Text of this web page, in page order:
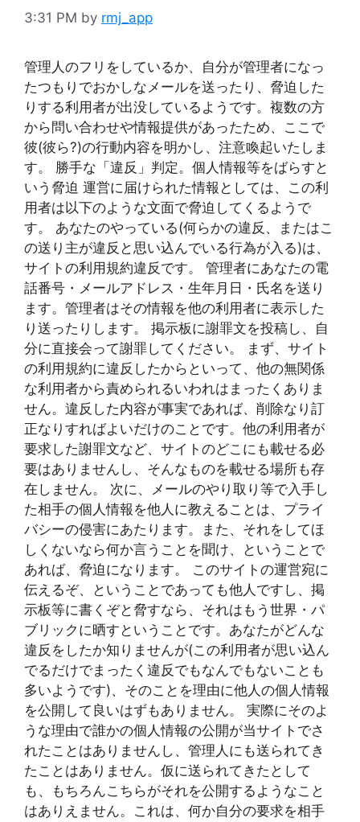
3:31 PM by rmj_app
管理人のフリをしているか、自分が管理者になっ
たつもりでおかしなメールを送ったり、脅迫した
りする利用者が出没しているようです。複数の方
から問い合わせや情報提供があったため、ここで
彼(彼ら?)の行動内容を明かし、注意喚起いたしま
す。 勝手な「違反」判定。個人情報等をばらすと
いう脅迫 運営に届けられた情報としては、この利
用者は以下のような文面で脅迫してくるようで
す。 あなたのやっている(何らかの違反、またはこ
の送り主が違反と思い込んでいる行為が入る)は、
サイトの利用規約違反です。 管理者にあなたの電
話番号・メールアドレス・生年月日・氏名を送り
ます。管理者はその情報を他の利用者に表示した
り送ったりします。 掲示板に謝罪文を投稿し、自
分に直接会って謝罪してください。 まず、サイト
の利用規約に違反したからといって、他の無関係
な利用者から責められるいわれはまったくありま
せん。違反した内容が事実であれば、削除なり訂
正なりすればよいだけのことです。他の利用者が
要求した謝罪文など、サイトのどこにも載せる必
要はありませんし、そんなものを載せる場所も存
在しません。 次に、メールのやり取り等で入手し
た相手の個人情報を他人に教えることは、プライ
バシーの侵害にあたります。また、それをしてほ
しくないなら何か言うことを聞け、ということで
あれば、脅迫になります。 このサイトの運営宛に
伝えるぞ、ということであっても他人ですし、掲
示板等に書くぞと脅すなら、それはもう世界・パ
ブリックに晒すということです。あなたがどんな
違反をしたか知りませんが(この利用者が思い込ん
でるだけでまったく違反でもなんでもないことも
多いようです)、そのことを理由に他人の個人情報
を公開して良いはずもありません。 実際にそのよ
うな理由で誰かの個人情報の公開が当サイトでさ
れたことはありませんし、管理人にも送られてき
たことはありません。仮に送られてきたとして
も、もちろんこちらがそれを公開するようなこと
はありえません。これは、何か自分の要求を相手